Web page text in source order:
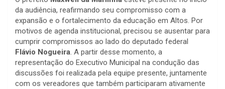
da audiência, reafirmando seu compromisso com a
expansão e o fortalecimento da educação em Altos. Por
motivos de agenda institucional, precisou se ausentar para
cumprir compromissos ao lado do deputado federal
Flávio Nogueira. A partir desse momento, a
representação do Executivo Municipal na condução das
discussões foi realizada pela equipe presente, juntamente
com os vereadores que também participaram ativamente